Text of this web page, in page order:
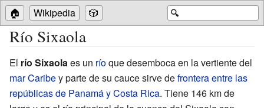
🔍
🏠 Wikipedia 🎲
Río Sixaola
El río Sixaola es un ríoque desemboca en la vertiente del
mar Caribey parte de su cauce sirve defrontera entre las
repúblicas de Panamá y Costa Rica. Tiene 146 km de